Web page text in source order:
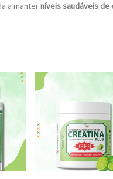
a manterníveis saudáveis de